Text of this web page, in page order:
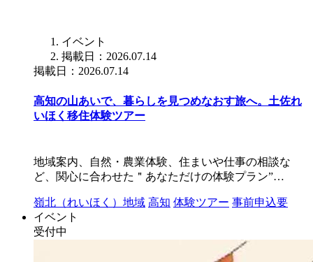
イベント
掲載日：2026.07.14
掲載日：2026.07.14
高知の山あいで、暮らしを見つめなおす旅へ。土佐れ
いほく移住体験ツアー
地域案内、自然・農業体験、住まいや仕事の相談な
ど、関心に合わせた＂あなただけの体験プラン”…
嶺北（れいほく）地域 高知 体験ツアー 事前申込要
イベント
受付中